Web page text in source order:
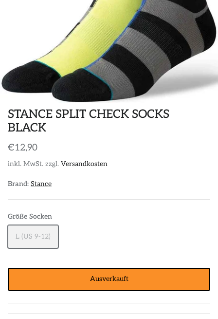
DIVERSE ACCESSORIES
STANCE SPLIT CHECK SOCKS
BLACK
€12,90
inkl. MwSt. zzgl. Versandkosten
Brand: Stance
Größe Socken
L (US 9-12)
Ausverkauft